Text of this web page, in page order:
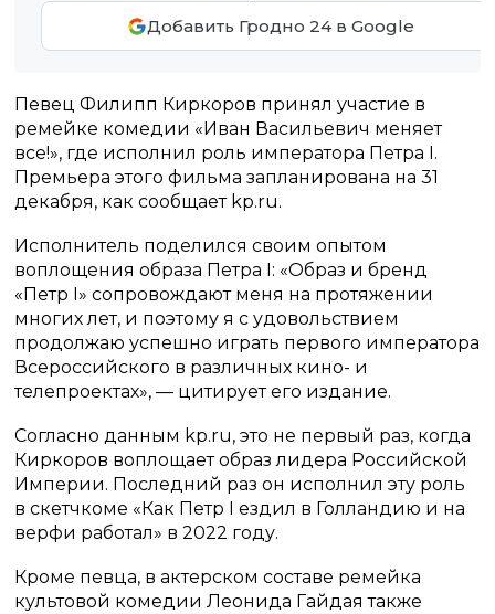
Добавить Гродно 24 в Google
Певец Филипп Киркоров принял участие в
ремейке комедии «Иван Васильевич меняет
все!», где исполнил роль императора Петра I.
Премьера этого фильма запланирована на 31
декабря, как сообщает kp.ru.
Исполнитель поделился своим опытом
воплощения образа Петра I: «Образ и бренд
«Петр I» сопровождают меня на протяжении
многих лет, и поэтому я с удовольствием
продолжаю успешно играть первого императора
Всероссийского в различных кино- и
телепроектах», — цитирует его издание.
Согласно данным kp.ru, это не первый раз, когда
Киркоров воплощает образ лидера Российской
Империи. Последний раз он исполнил эту роль
в скетчкоме «Как Петр I ездил в Голландию и на
верфи работал» в 2022 году.
Кроме певца, в актерском составе ремейка
культовой комедии Леонида Гайдая также